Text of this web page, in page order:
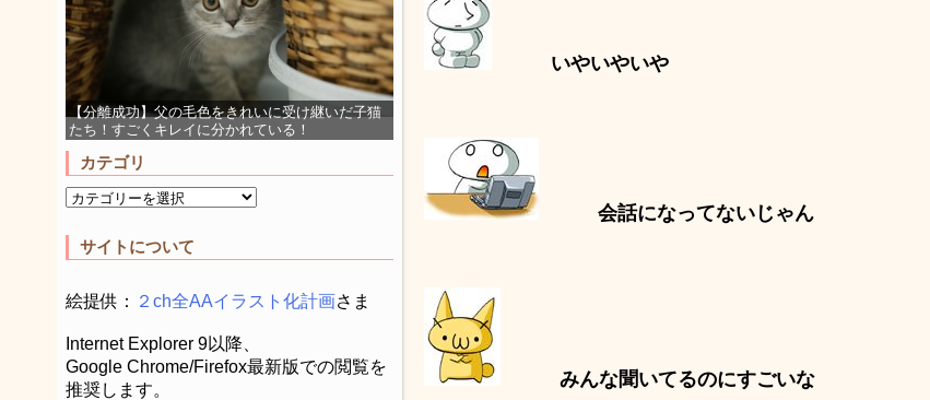
【分離成功】父の毛色をきれいに受け継いだ子猫
たち！すごくキレイに分かれている！
カテゴリ
サイトについて
絵提供： ２ch全AAイラスト化計画さま
Internet Explorer 9以降、
Google Chrome/Firefox最新版での閲覧を
推奨します。
いやいやいや
会話になってないじゃん
みんな聞いてるのにすごいな